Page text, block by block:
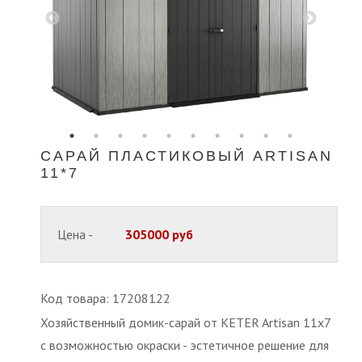
САРАЙ ПЛАСТИКОВЫЙ ARTISAN
11*7
Цена - 305000 руб
Код товара: 17208122
Хозяйственный домик-сарай от KETER Artisan 11x7
с возможностью окраски - эстетичное решение для